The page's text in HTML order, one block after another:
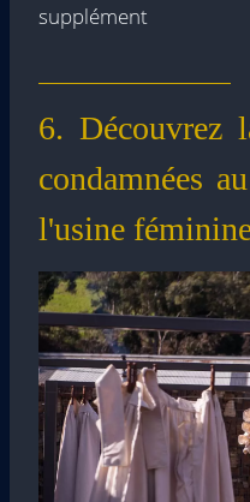
supplément
6. Découvrez
condamnées
l'usine